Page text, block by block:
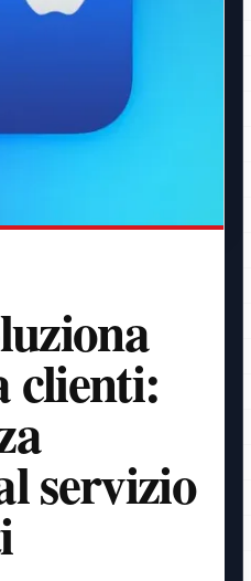
clienti:
servizio